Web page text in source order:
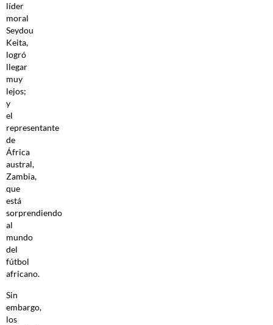
líder
moral
Seydou
Keita,
logró
llegar
muy
lejos;
y
el
representante
de
África
austral,
Zambia,
que
está
sorprendiendo
al
mundo
del
fútbol
africano.
Sin
embargo,
los